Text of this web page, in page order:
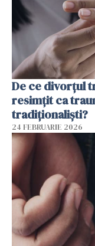
De ce divorțul
resimțit ca
tradiționaliști?
24 FEBRUARIE 2026